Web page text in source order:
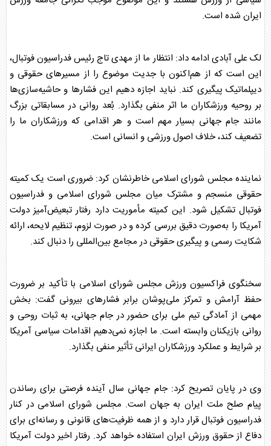
ایران شده است.
لک علی آبادی ادامه داد: انتظار ما از مهدی تاج رئیس فدراسیون فوتبال،
این است که از هم‌‌اکنون با جدیت موضوع را از مسیرهای حقوقی و
دیپلماتیک پیگیری کند. نباید اجازه دهیم این فشارها و حاشیه‌سازی‌ها
بر روحیه ورزشکاران ما اثر منفی بگذارد. بُعد روانی در مسابقاتی بزرگ
مانند جام جهانی بسیار مهم است و هر اقدامی که ورزشکاران ما را
تضعیف کند، خلاف اصول ورزشی و انسانی است.
نماینده مجلس شورای اسلامی خاطرنشان کرد: ضروری است یک کمیته
حقوقی منسجم و مشترک میان مجلس شورای اسلامی و فدراسیون
فوتبال تشکیل شود. این کمیته مأموریت دارد رفتار تبعیض‌آمیز دولت
آمریکا را به‌صورت دقیق بررسی کرده و در صورت لزوم، تنظیم لایحه، ارائه
شکایت رسمی و پیگیری حقوقی در مجامع بین‌المللی را دنبال کند.
سخنگوی فراکسیون ورزش مجلس شورای اسلامی با تأکید بر ضرورت
حفظ آرامش و تمرکز ملی‌پوشان برابر فشارهای بیرونی گفت: بخش
مهمی از آمادگی تیم ملی برای حضور در جام جهانی، به ثبات روحی و
روانی بازیکنان وابسته است. ما اجازه نمی‌دهیم اقدامات سیاسی آمریکا
بر شرایط و عملکرد ورزشکاران ایرانی تأثیر منفی بگذارد.
وی در پایان تصریح کرد: جام جهانی سال آینده فرصتی برای رساندن
پیام صلح ملت ایران به جهان است. مجلس شورای اسلامی در کنار
فدراسیون فوتبال قرار دارد و از همه ظرفیت‌های قانونی و رسانه‌ای برای
دفاع از حقوق ورزش ایران استفاده خواهد کرد. رفتار اخیر دولت آمریکا